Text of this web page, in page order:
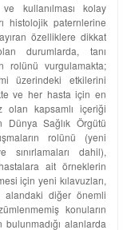
ve kullanılması kolay
histolojik paternlerine
özelliklere dikkat
durumlarda, tanı
rolünü vurgulamakta;
üzerindeki etkilerini
ve her hasta için en
olan kapsamlı içeriği
Dünya Sağlık Örgütü
rolünü (yeni
sınırlamaları dahil),
ait örneklerin
için yeni kılavuzları,
alandaki diğer önemli
konuların
bulunmadığı alanlarda